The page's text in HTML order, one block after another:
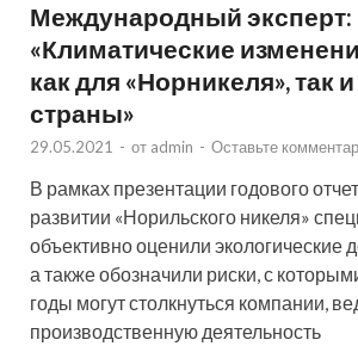
Международный эксперт:
«Климатические
как для «Норникеля», так
страны»
29.05.2021 - от admin - Оставьте
В рамках презентации годового
развитии «Норильского никеля»
объективно оценили экологические
а также обозначили риски, с
годы могут столкнуться компании,
производственную деятельность